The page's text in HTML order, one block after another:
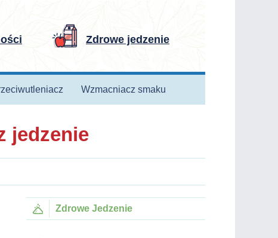
Zdrowe jedzenie
Wzmacniacz smaku
jedzenie
Zdrowe Jedzenie